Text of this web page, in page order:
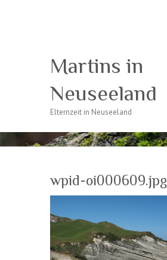
Martins in
Neuseeland
Elternzeit in Neuseeland
wpid-oi000609.jpg